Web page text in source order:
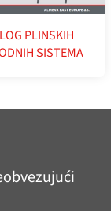
PLINSKIH
SISTEMA